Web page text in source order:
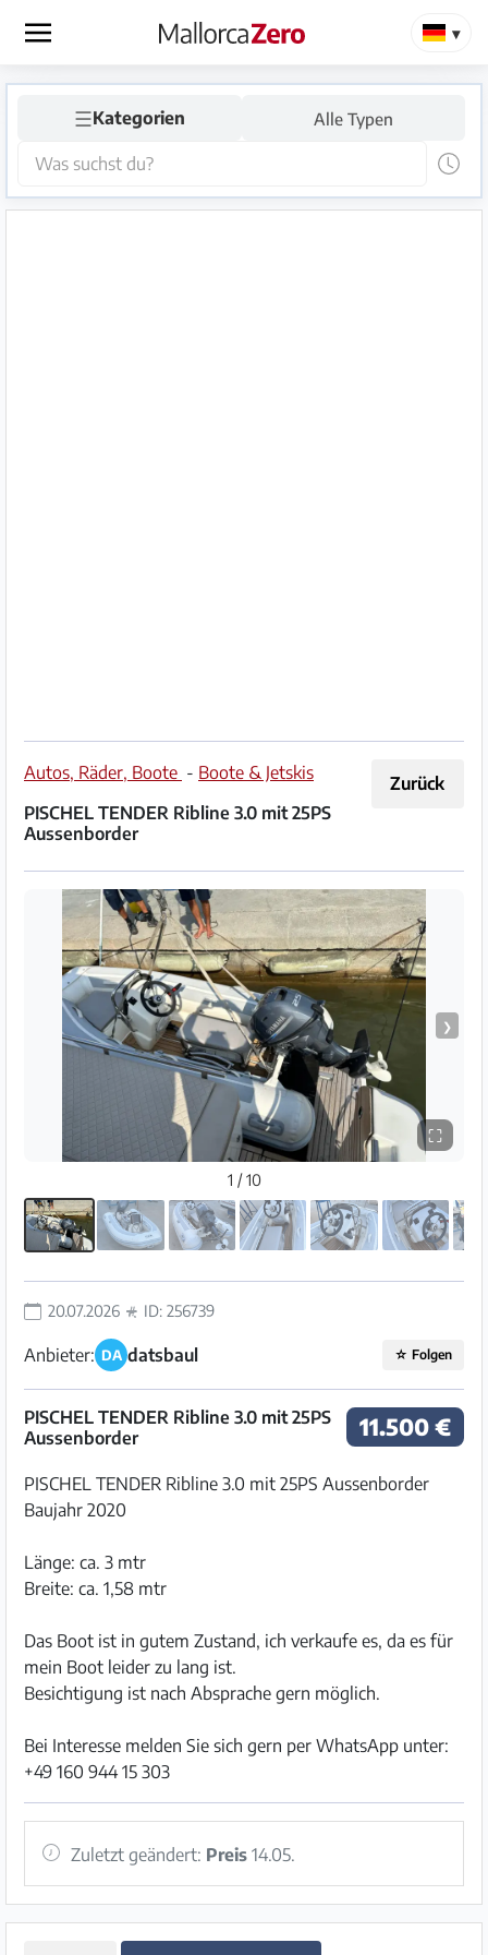
×
Startseite
Anzeige
aufgeben
Hilfe
FAQ
☰Kategorien Alle Typen
Zurück
Autos, Räder, Boote - Boote & Jetskis
PISCHEL TENDER Ribline 3.0 mit 25PS
Aussenborder
❯
⛶
1 / 10
20.07.2026 ID: 256739
Anbieter: DA datsbaul ☆ Folgen
11.500 €
PISCHEL TENDER Ribline 3.0 mit 25PS
Aussenborder
PISCHEL TENDER Ribline 3.0 mit 25PS Aussenborder
Baujahr 2020
Länge: ca. 3 mtr
Breite: ca. 1,58 mtr
Das Boot ist in gutem Zustand, ich verkaufe es, da es für
mein Boot leider zu lang ist.
Besichtigung ist nach Absprache gern möglich.
Bei Interesse melden Sie sich gern per WhatsApp unter:
+49 160 944 15 303
Zuletzt geändert: Preis 14.05.